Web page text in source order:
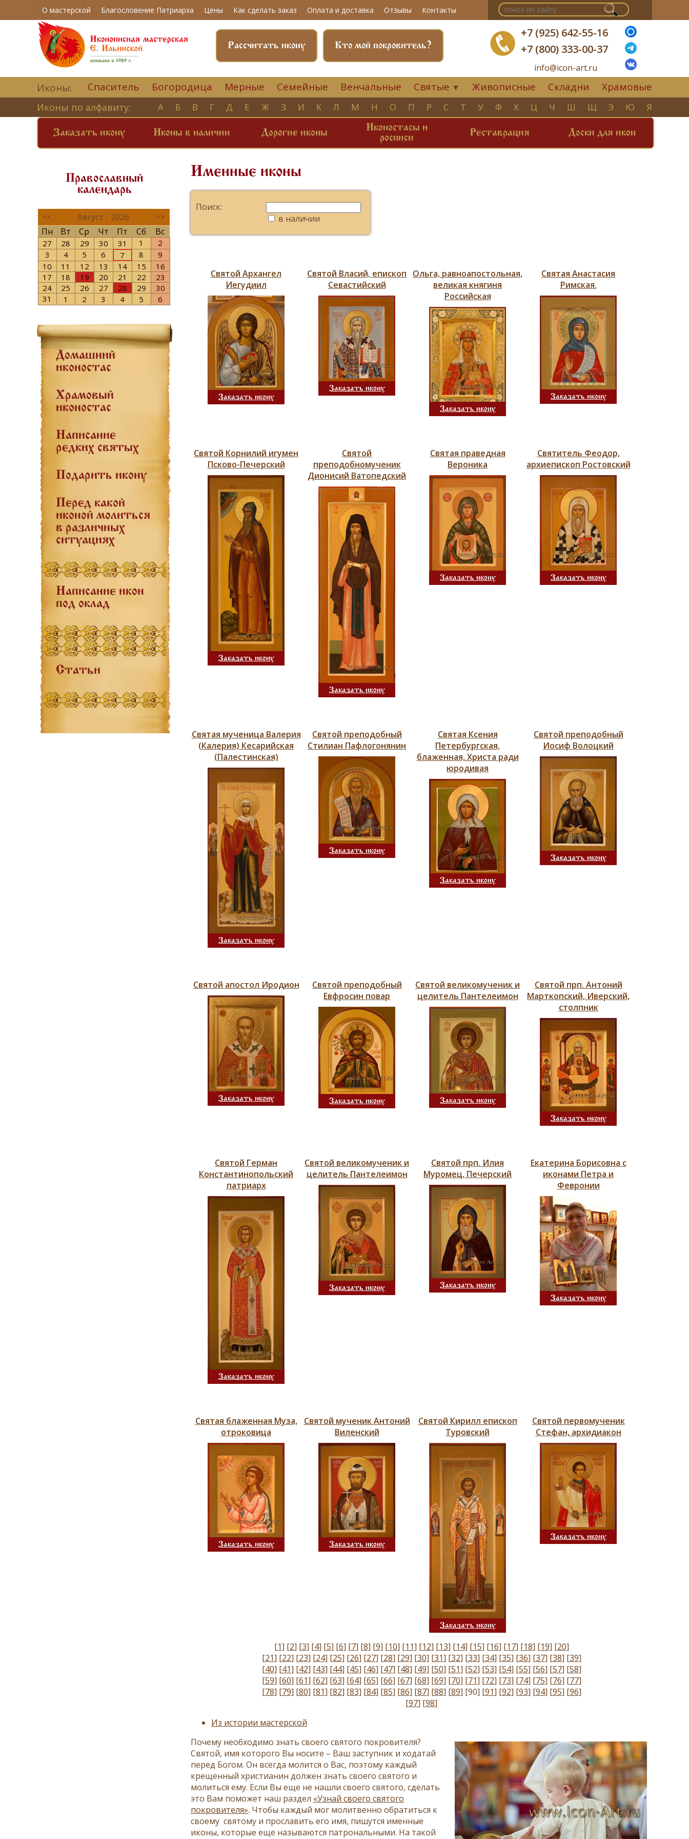
О мастерской Благословение Патриарха Цены Как сделать заказ Оплата и доставка Отзывы Контакты
+7 (925) 642-55-16
+7 (800) 333-00-37
info@icon-art.ru
Кто мой покровитель?
Рассчитать икону
Иконы: Спаситель Богородица Мерные Семейные Венчальные Святые ▼ Живописные Складни Храмовые
Иконы по алфавиту: А Б В Г Д Е Ж З И К Л М Н О П Р С Т У Ф Х Ц Ч Ш Щ Э Ю Я
Заказать икону Иконы в наличии Дорогие иконы
Иконостасы и
росписи
Реставрация Доски для икон
Православный
календарь
<< Август - 2026
>>
Пн
Вт Ср Чт Пт Сб Вс
27 28 29 30 31 1
2
3
4 5 6 7 8
9
10
11 12 13 14 15
16
17
18 19 20 21 22
23
24
25 26 27 28 29
30
31
1 2 3 4 5 6
Домашний
иконостас
Храмовый
иконостас
Написание
редких святых
Подарить икону
Перед какой
иконой молиться
в различных
ситуациях
Написание икон
под оклад
Статьи
Именные иконы
Поиск:
в наличии
Святой Архангел
Иегудиил
Заказать икону
Святой Власий, епископ
Севастийский
Заказать икону
Ольга, равноапостольная,
великая княгиня
Российская
Заказать икону
Святая Анастасия
Римская.
Заказать икону
Святой Корнилий игумен
Псково-Печерский
Заказать икону
Святой
преподобномученик
Дионисий Ватопедский
Заказать икону
Святая праведная
Вероника
Заказать икону
Святитель Феодор,
архиепископ Ростовский
Заказать икону
Святая мученица Валерия
(Калерия) Кесарийская
(Палестинская)
Заказать икону
Святой преподобный
Стилиан Пафлогонянин
Заказать икону
Святая Ксения
Петербургская,
блаженная, Христа ради
юродивая
Заказать икону
Святой преподобный
Иосиф Волоцкий
Заказать икону
Святой апостол Иродион
Заказать икону
Святой преподобный
Евфросин повар
Заказать икону
Святой великомученик и
целитель Пантелеимон
Заказать икону
Святой прп. Антоний
Марткопский, Иверский,
столпник
Заказать икону
Святой Герман
Константинопольский
патриарх
Заказать икону
Святой великомученик и
целитель Пантелеимон
Заказать икону
Святой прп. Илия
Муромец, Печерский
Заказать икону
Екатерина Борисовна с
иконами Петра и
Февронии
Заказать икону
Святая блаженная Муза,
отроковица
Заказать икону
Святой мученик Антоний
Виленский
Заказать икону
Святой Кирилл епископ
Туровский
Заказать икону
Святой первомученик
Стефан, архидиакон
Заказать икону
[1] [2] [3] [4] [5] [6] [7] [8] [9] [10] [11] [12] [13] [14] [15] [16] [17] [18] [19] [20]
[21] [22] [23] [24] [25] [26] [27] [28] [29] [30] [31] [32] [33] [34] [35] [36] [37] [38] [39]
[40] [41] [42] [43] [44] [45] [46] [47] [48] [49] [50] [51] [52] [53] [54] [55] [56] [57] [58]
[59] [60] [61] [62] [63] [64] [65] [66] [67] [68] [69] [70] [71] [72] [73] [74] [75] [76] [77]
[78] [79] [80] [81] [82] [83] [84] [85] [86] [87] [88] [89] [90] [91] [92] [93] [94] [95] [96]
[97] [98]
Из истории мастерской
Почему необходимо знать своего святого покровителя?
Святой, имя которого Вы носите – Ваш заступник и ходатай
перед Богом. Он всегда молится о Вас, поэтому каждый
крещенный христианин должен знать своего святого и
молиться ему. Если Вы еще не нашли своего святого, сделать
это Вам поможет наш раздел «Узнай своего святого
покровителя». Чтобы каждый мог молитвенно обратиться к
своему святому и прославить его имя, пишутся именные
иконы, которые еще называются патрональными. На такой